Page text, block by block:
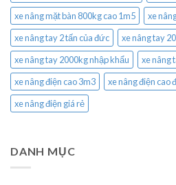
xe nâng mặt bàn 800kg cao 1m5
xe
xe nâng tay 2 tấn của đức
xe nâng tay
xe nâng tay 2000kg nhập khẩu
xe nâng
xe nâng điện cao 3m3
xe nâng điện cao
xe nâng điện giá rẻ
DANH MỤC